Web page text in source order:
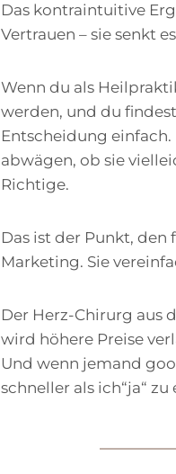
Das kontraintuitive
Vertrauen – sie senkt
Wenn du als
werden, und du
Entscheidung
abwägen, ob sie
Richtige.
Das ist der Punkt,
Marketing. Sie
Der Herz-Chirurg aus
wird höhere Preise
Und wenn jemand
schneller als ich“ja“